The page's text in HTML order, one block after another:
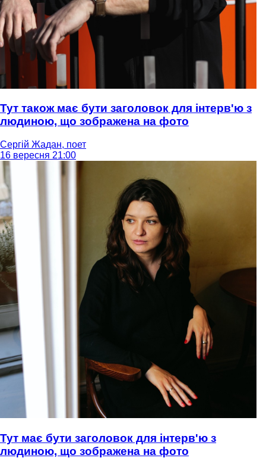
Тут також має бути заголовок для інтерв'ю з
людиною, що зображена на фото
Сергій Жадан, поет
16 вересня 21:00
Тут має бути заголовок для інтерв'ю з
людиною, що зображена на фото